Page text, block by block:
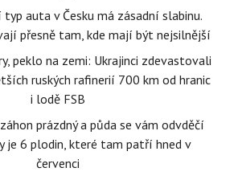
auta v Česku má zásadní slabinu.
přesně tam, kde mají být nejsilnější
peklo na zemi: Ukrajinci zdevastovali
ruských rafinerií 700 km od hranic
i lodě FSB
prázdný a půda se vám odvděčí
je 6 plodin, které tam patří hned v
červenci